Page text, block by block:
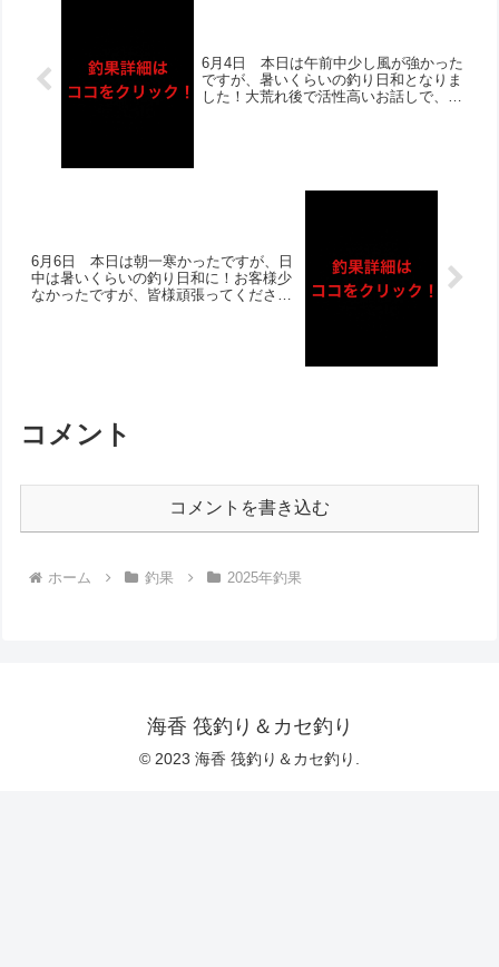
6月4日 本日は午前中少し風が強かった
ですが、暑いくらいの釣り日和となりま
した！大荒れ後で活性高いお話しで、ほ
6月6日 本日は朝一寒かったですが、日
中は暑いくらいの釣り日和に！お客様少
なかったですが、皆様頑張ってください
コメント
コメントを書き込む
ホーム 釣果 2025年釣果
海香 筏釣り＆カセ釣り
© 2023 海香 筏釣り＆カセ釣り.